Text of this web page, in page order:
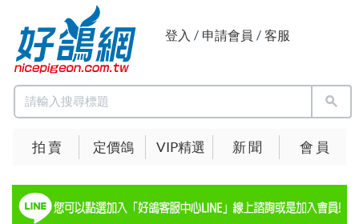
登入 / 申請會員 / 客服
拍 賣 定價鴿 VIP精選 新 聞 會 員